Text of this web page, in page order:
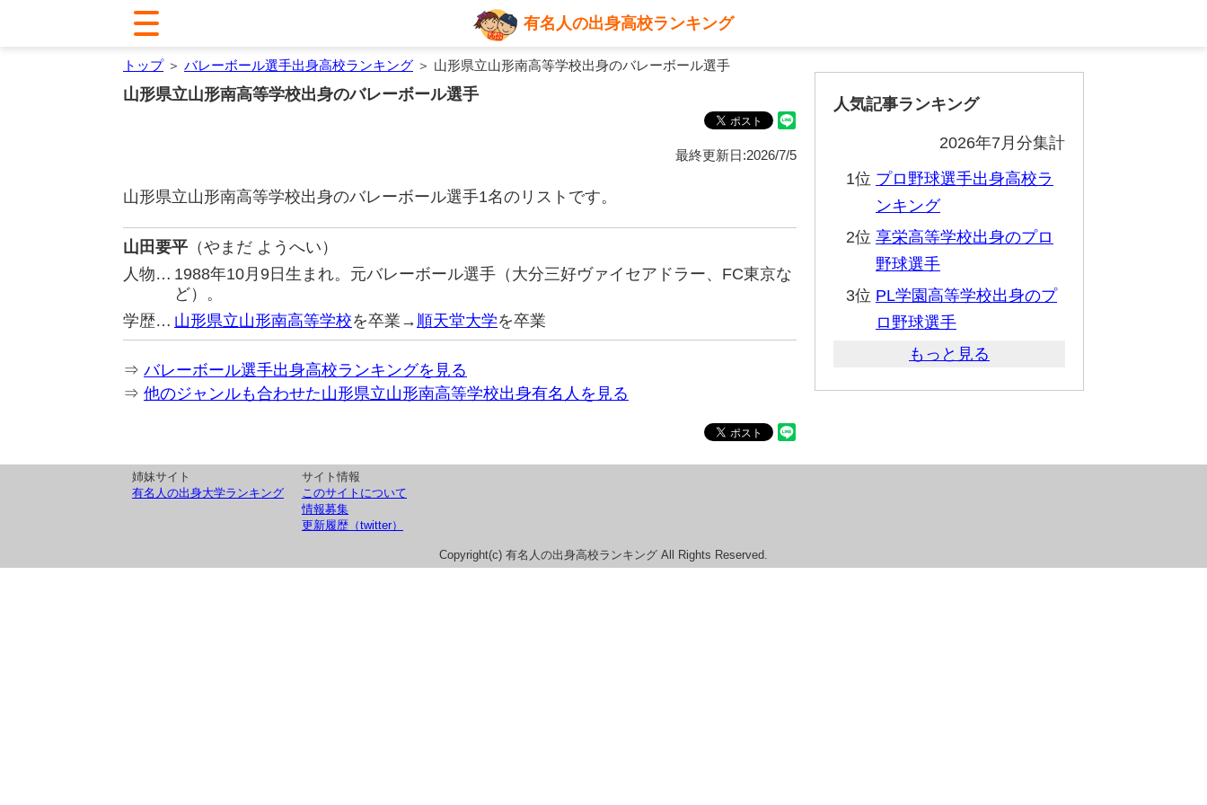
有名人の出身高校ランキング
トップ＞ バレーボール選手出身高校ランキング ＞ 山形県立山形南高等学校出身のバレーボール選手
山形県立山形南高等学校出身のバレーボール選手
最終更新日:2026/7/5
山形県立山形南高等学校出身のバレーボール選手1名のリストです。
山田要平 （やまだ ようへい）
人物… 1988年10月9日生まれ。元バレーボール選手（大分三好ヴァイセアドラー、FC東京な
ど）。
学歴… 山形県立山形南高等学校を卒業→ 順天堂大学を卒業
⇒ バレーボール選手出身高校ランキングを見る
⇒ 他のジャンルも合わせた山形県立山形南高等学校出身有名人を見る
人気記事ランキング
2026年7月分集計
1位 プロ野球選手出身高校ラ
ンキング
2位 享栄高等学校出身のプロ
野球選手
3位 PL学園高等学校出身のプ
ロ野球選手
もっと見る
姉妹サイト
有名人の出身大学ランキング
サイト情報
このサイトについて
情報募集
更新履歴（twitter）
Copyright(c) 有名人の出身高校ランキング All Rights Reserved.